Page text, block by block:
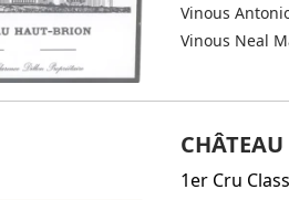
Vinous
Vinous Neal
1er Cru